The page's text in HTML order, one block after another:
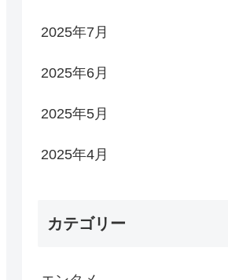
2025年7月
2025年6月
2025年5月
2025年4月
カテゴリー